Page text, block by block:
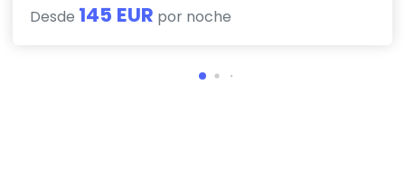
Desde 145 EUR por noche